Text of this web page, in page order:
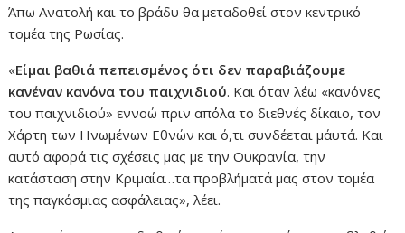
Άπω Ανατολή και το βράδυ θα μεταδοθεί στον κεντρικό
τομέα της Ρωσίας.
«Είμαι βαθιά πεπεισμένος ότι δεν παραβιάζουμε
κανέναν κανόνα του παιχνιδιού. Και όταν λέω «κανόνες
του παιχνιδιού» εννοώ πριν απ΄όλα το διεθνές δίκαιο, τον
Χάρτη των Ηνωμένων Εθνών και ό,τι συνδέεται μ΄αυτά. Και
αυτό αφορά τις σχέσεις μας με την Ουκρανία, την
κατάσταση στην Κριμαία…τα προβλήματά μας στον τομέα
της παγκόσμιας ασφάλειας», λέει.